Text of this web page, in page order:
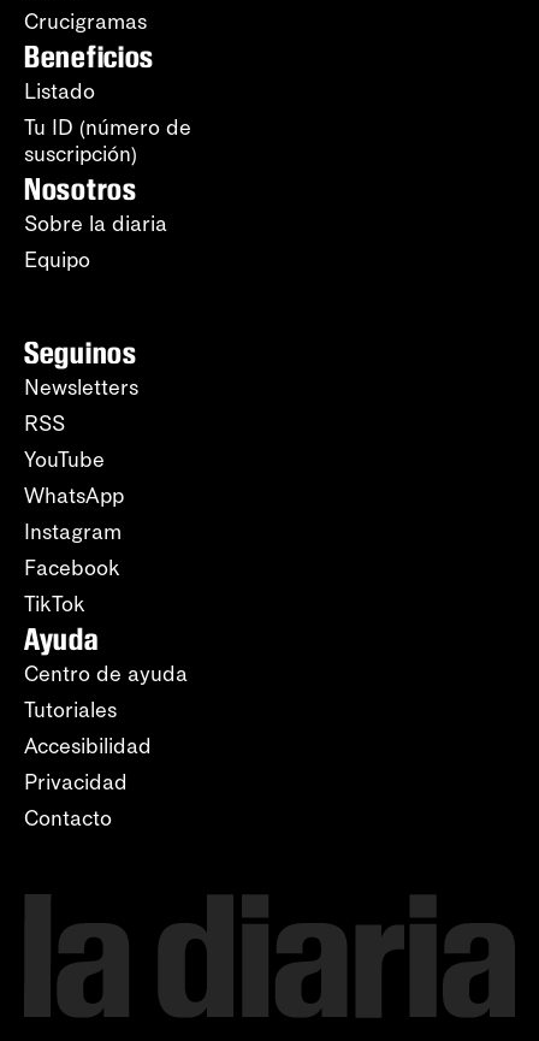
Crucigramas
Beneficios
Listado
Tu ID (número de
suscripción)
Nosotros
Sobre la diaria
Equipo
Seguinos
Newsletters
RSS
YouTube
WhatsApp
Instagram
Facebook
TikTok
Ayuda
Centro de ayuda
Tutoriales
Accesibilidad
Privacidad
Contacto